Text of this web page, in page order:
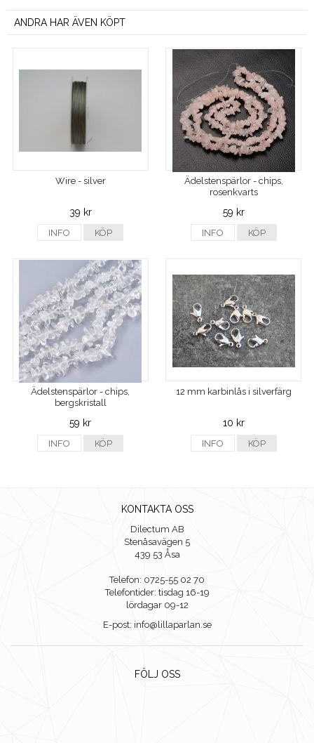
ANDRA HAR ÄVEN KÖPT
Wire - silver
39 kr
INFO KÖP
Ädelstenspärlor - chips,
rosenkvarts
59 kr
INFO KÖP
Ädelstenspärlor - chips,
bergskristall
59 kr
INFO KÖP
12 mm karbinlås i silverfärg
10 kr
INFO KÖP
KONTAKTA OSS
Dilectum AB
Stenåsavägen 5
439 53 Åsa
Telefon: 0725-55 02 70
Telefontider: tisdag 16-19
lördagar 09-12
E-post: info@lillaparlan.se
FÖLJ OSS